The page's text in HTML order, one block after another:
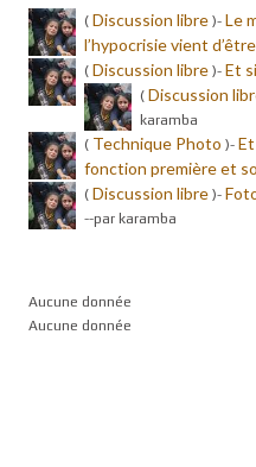
( Discussion libre )- Le
l’hypocrisie vient
( Discussion libre )- Et
( Discussion
karamba
( Technique Photo )-
fonction première et
( Discussion libre )-
--par karamba
Aucune donnée
Aucune donnée